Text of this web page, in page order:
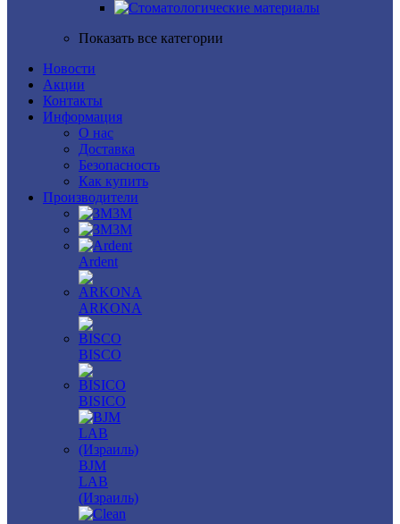
Показать все категории
Новости
Акции
Контакты
Информация
О нас
Доставка
Безопасность
Как купить
Производители
3M
3М
Ardent
ARKONA
BISCO
BISICO
BJM
LAB
(Израиль)